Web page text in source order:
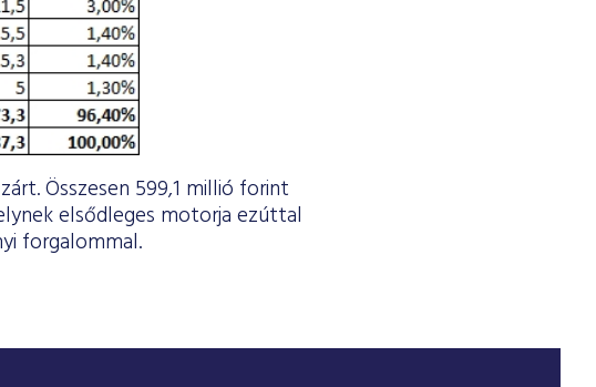
Összesen 599,1 millió forint
elsődleges motorja ezúttal
forgalommal.